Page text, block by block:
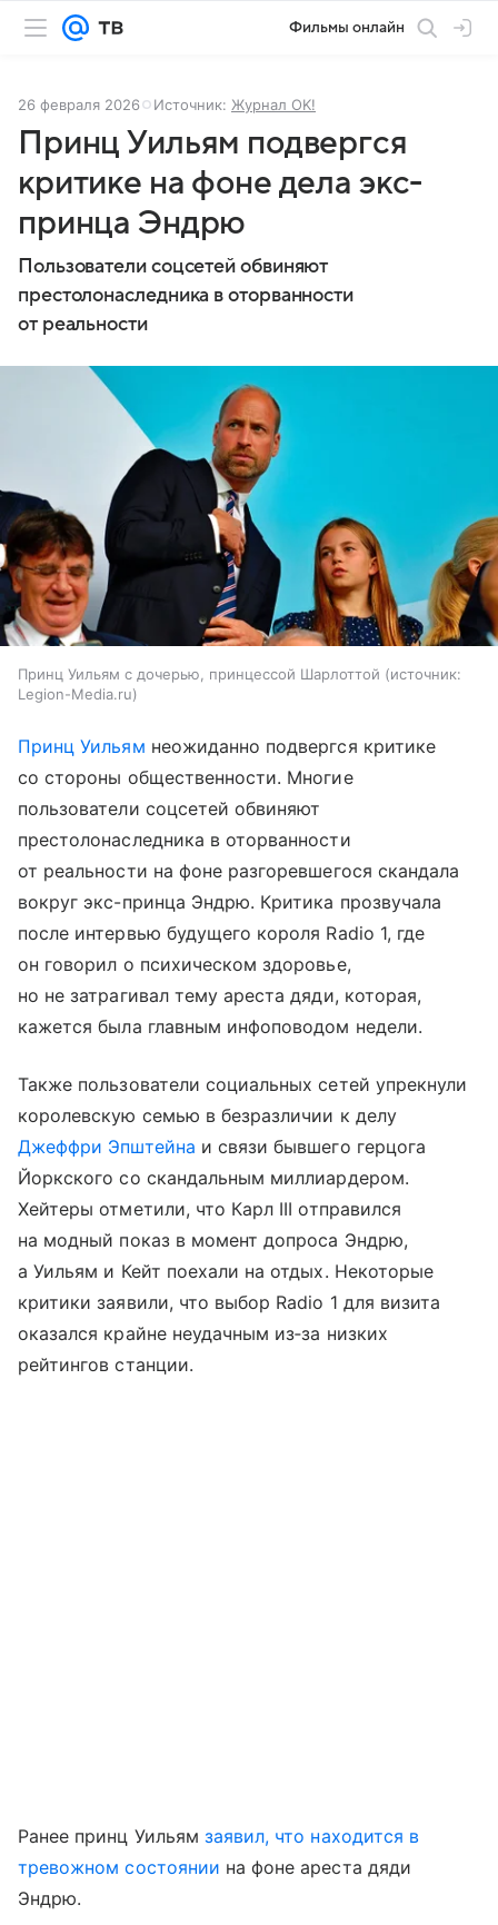
Фильмы онлайн
26 февраля 2026 Источник: Журнал OK!
Принц Уильям подвергся
критике на фоне дела экс-
принца Эндрю
Пользователи соцсетей обвиняют
престолонаследника в оторванности
от реальности
Принц Уильям с дочерью, принцессой Шарлоттой
источник:
Legion-Media.ru
Принц Уильям неожиданно подвергся критике
со стороны общественности. Многие
пользователи соцсетей обвиняют
престолонаследника в оторванности
от реальности на фоне разгоревшегося скандала
вокруг экс-принца Эндрю. Критика прозвучала
после интервью будущего короля Radio 1, где
он говорил о психическом здоровье,
но не затрагивал тему ареста дяди, которая,
кажется была главным инфоповодом недели.
Также пользователи социальных сетей упрекнули
королевскую семью в безразличии к делу
Джеффри Эпштейна и связи бывшего герцога
Йоркского со скандальным миллиардером.
Хейтеры отметили, что Карл III отправился
на модный показ в момент допроса Эндрю,
а Уильям и Кейт поехали на отдых. Некоторые
критики заявили, что выбор Radio 1 для визита
оказался крайне неудачным из‑за низких
рейтингов станции.
Ранее принц Уильям заявил, что находится в
тревожном состоянии на фоне ареста дяди
Эндрю.